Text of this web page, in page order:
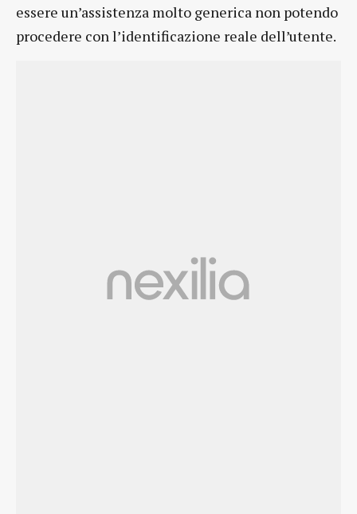
essere un’assistenza molto generica non potendo
procedere con l’identificazione reale dell’utente.